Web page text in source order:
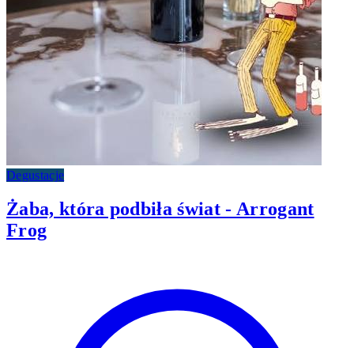
Degustacje
Żaba, która podbiła świat - Arrogant
Frog